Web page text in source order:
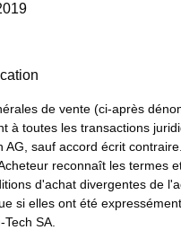
de vente (ci-après
à toutes les transactions
AG, sauf accord écrit
reconnaît les termes
d'achat divergentes de
si elles ont été
Tech SA.